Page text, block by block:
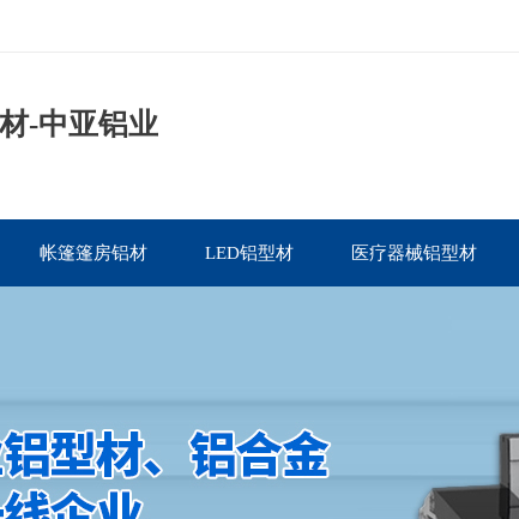
-中亚铝业
帐篷篷房铝材 LED铝型材 医疗器械铝型材